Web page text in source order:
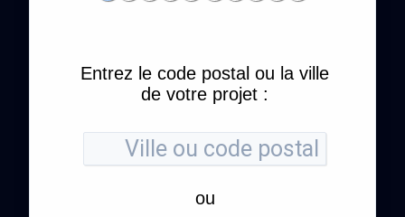
Entrez le code postal ou la ville
de votre projet :
ou